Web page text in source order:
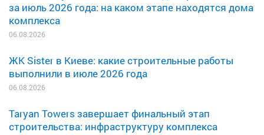
за июль 2026 года: на каком этапе находятся дома
комплекса
06.08.2026
ЖК Sister в Киеве: какие строительные работы
выполнили в июле 2026 года
06.08.2026
Taryan Towers завершает финальный этап
строительства: инфраструктуру комплекса